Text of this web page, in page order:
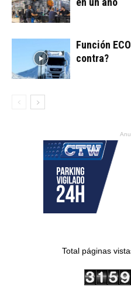
Función
contra?
Total páginas